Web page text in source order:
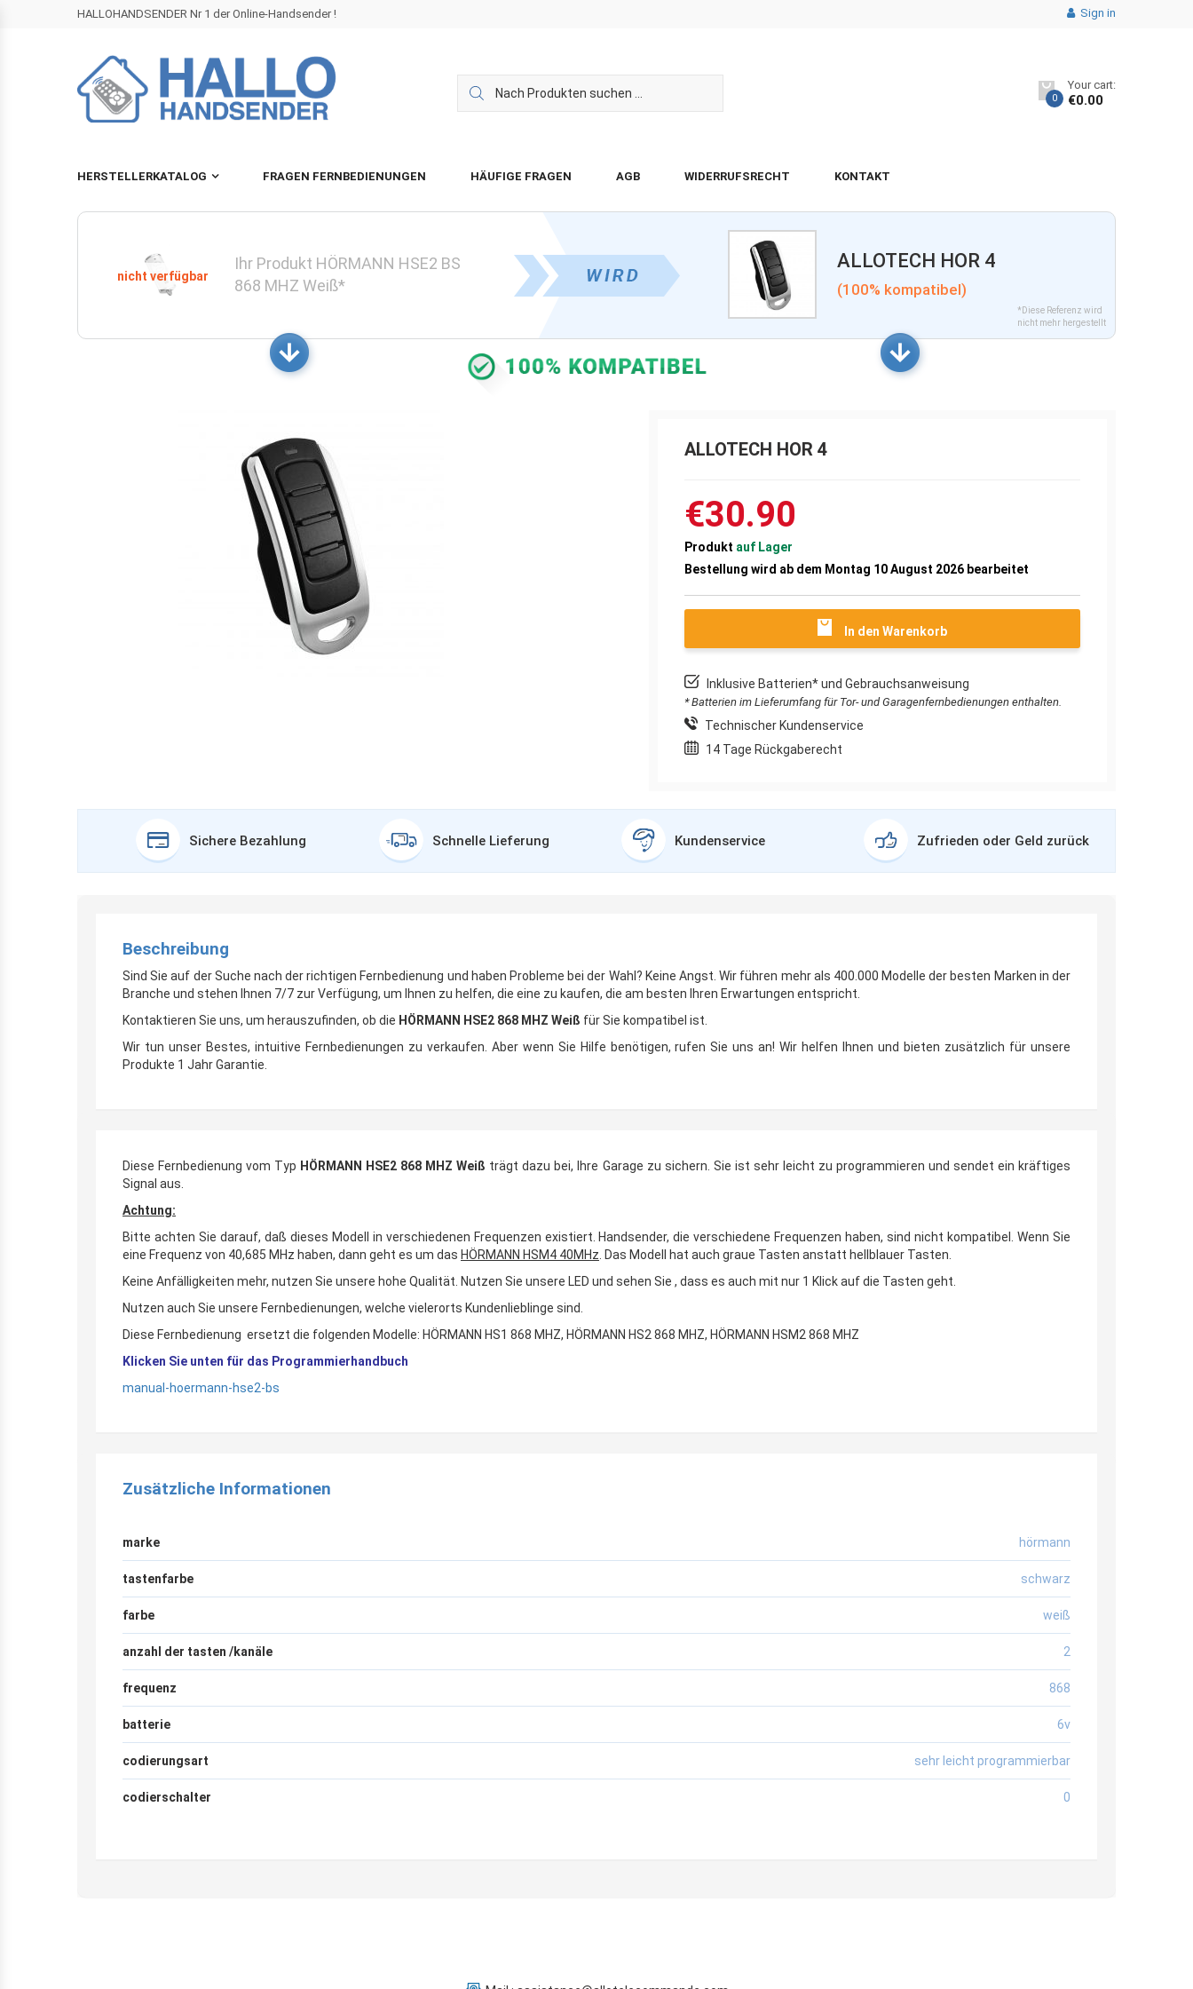
HALLOHANDSENDER Nr 1 der Online-Handsender ! Sign in
0
Your cart:
€0.00
HERSTELLERKATALOG FRAGEN FERNBEDIENUNGEN HÄUFIGE FRAGEN AGB WIDERRUFSRECHT KONTAKT
Ihr Produkt HÖRMANN HSE2 BS
868 MHZ Weiß*
ALLOTECH HOR 4
(100% kompatibel)
*Diese Referenz wird
nicht mehr hergestellt
ALLOTECH HOR 4
€30.90
Produkt auf Lager
Bestellung wird ab dem Montag 10 August 2026 bearbeitet
In den Warenkorb
Inklusive Batterien* und Gebrauchsanweisung
* Batterien im Lieferumfang für Tor- und Garagenfernbedienungen enthalten.
Technischer Kundenservice
14 Tage Rückgaberecht
Sichere Bezahlung Schnelle Lieferung Kundenservice Zufrieden oder Geld zurück
Beschreibung
Sind Sie auf der Suche nach der richtigen Fernbedienung und haben Probleme bei der Wahl? Keine Angst. Wir führen mehr als 400.000 Modelle der besten Marken in der
Branche und stehen Ihnen 7/7 zur Verfügung, um Ihnen zu helfen, die eine zu kaufen, die am besten Ihren Erwartungen entspricht.
Kontaktieren Sie uns, um herauszufinden, ob die HÖRMANN HSE2 868 MHZ Weiß für Sie kompatibel ist.
Wir tun unser Bestes, intuitive Fernbedienungen zu verkaufen. Aber wenn Sie Hilfe benötigen, rufen Sie uns an! Wir helfen Ihnen und bieten zusätzlich für unsere
Produkte 1 Jahr Garantie.
Diese Fernbedienung vom Typ HÖRMANN HSE2 868 MHZ Weiß trägt dazu bei, Ihre Garage zu sichern. Sie ist sehr leicht zu programmieren und sendet ein kräftiges
Signal aus.
Achtung:
Bitte achten Sie darauf, daß dieses Modell in verschiedenen Frequenzen existiert. Handsender, die verschiedene Frequenzen haben, sind nicht kompatibel. Wenn Sie
eine Frequenz von 40,685 MHz haben, dann geht es um das HÖRMANN HSM4 40MHz. Das Modell hat auch graue Tasten anstatt hellblauer Tasten.
Keine Anfälligkeiten mehr, nutzen Sie unsere hohe Qualität. Nutzen Sie unsere LED und sehen Sie , dass es auch mit nur 1 Klick auf die Tasten geht.
Nutzen auch Sie unsere Fernbedienungen, welche vielerorts Kundenlieblinge sind.
Diese Fernbedienung ersetzt die folgenden Modelle: HÖRMANN HS1 868 MHZ, HÖRMANN HS2 868 MHZ, HÖRMANN HSM2 868 MHZ
Klicken Sie unten für das Programmierhandbuch
manual-hoermann-hse2-bs
Zusätzliche Informationen
marke hörmann
tastenfarbe schwarz
farbe weiß
anzahl der tasten /kanäle 2
frequenz 868
batterie 6v
codierungsart sehr leicht programmierbar
codierschalter 0